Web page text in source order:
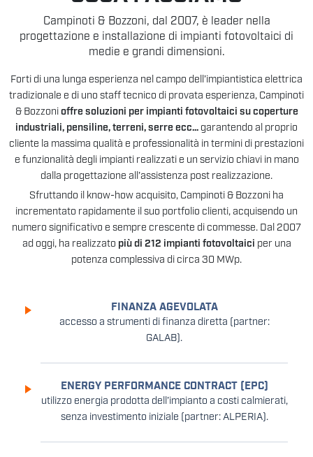
Campinoti & Bozzoni, dal 2007, è leader nella
progettazione e installazione di impianti fotovoltaici di
medie e grandi dimensioni.
Forti di una lunga esperienza nel campo dell’impiantistica elettrica
tradizionale e di uno staff tecnico di provata esperienza, Campinoti
& Bozzonioffre soluzioni per impianti fotovoltaici su coperture
industriali, pensiline, terreni, serre ecc... garantendo al proprio
cliente la massima qualità e professionalità in termini di prestazioni
e funzionalità degli impianti realizzati e un servizio chiavi in mano
dalla progettazione all’assistenza post realizzazione.
Sfruttando il know-how acquisito, Campinoti & Bozzoni ha
incrementato rapidamente il suo portfolio clienti, acquisendo un
numero significativo e sempre crescente di commesse. Dal 2007
ad oggi, ha realizzato più di 212 impianti fotovoltaici per una
potenza complessiva di circa 30 MWp.
FINANZA AGEVOLATA
accesso a strumenti di finanza diretta (partner:
GALAB).
ENERGY PERFORMANCE CONTRACT (EPC)
utilizzo energia prodotta dell’impianto a costi calmierati,
senza investimento iniziale (partner: ALPERIA).